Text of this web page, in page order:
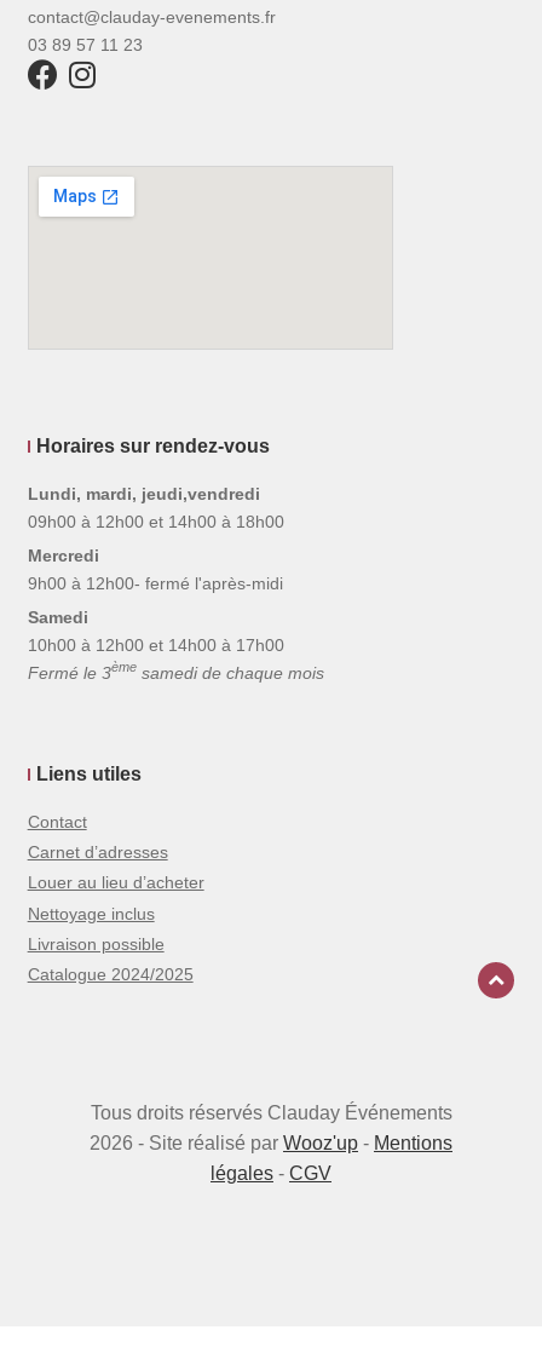
contact@clauday-evenements.fr
03 89 57 11 23
Horaires sur rendez-vous
Lundi, mardi, jeudi,vendredi
09h00 à 12h00 et 14h00 à 18h00
Mercredi
9h00 à 12h00- fermé l'après-midi
Samedi
10h00 à 12h00 et 14h00 à 17h00
Fermé le 3èmesamedi de chaque mois
Liens utiles
Contact
Carnet d’adresses
Louer au lieu d’acheter
Nettoyage inclus
Livraison possible
Catalogue 2024/2025
Tous droits réservés Clauday Événements
2026 - Site réalisé par Wooz'up - Mentions
légales - CGV